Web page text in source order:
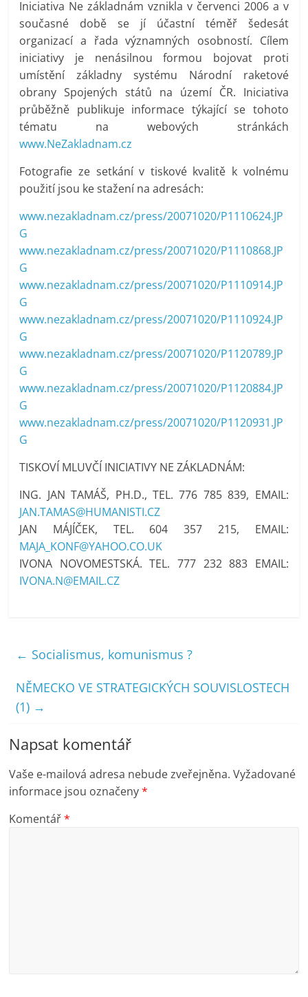
Iniciativa Ne základnám vznikla v červenci 2006 a v
současné době se jí účastní téměř šedesát
organizací a řada významných osobností. Cílem
iniciativy je nenásilnou formou bojovat proti
umístění základny systému Národní raketové
obrany Spojených států na území ČR. Iniciativa
průběžně publikuje informace týkající se tohoto
tématu na webových stránkách
www.NeZakladnam.cz
Fotografie ze setkání v tiskové kvalitě k volnému
použití jsou ke stažení na adresách:
www.nezakladnam.cz/press/20071020/P1110624.JP
G
www.nezakladnam.cz/press/20071020/P1110868.JP
G
www.nezakladnam.cz/press/20071020/P1110914.JP
G
www.nezakladnam.cz/press/20071020/P1110924.JP
G
www.nezakladnam.cz/press/20071020/P1120789.JP
G
www.nezakladnam.cz/press/20071020/P1120884.JP
G
www.nezakladnam.cz/press/20071020/P1120931.JP
G
TISKOVÍ MLUVČÍ INICIATIVY NE ZÁKLADNÁM:
ING. JAN TAMÁŠ, PH.D., TEL. 776 785 839, EMAIL:
JAN.TAMAS@HUMANISTI.CZ
JAN MÁJÍČEK, TEL. 604 357 215, EMAIL:
MAJA_KONF@YAHOO.CO.UK
IVONA NOVOMESTSKÁ. TEL. 777 232 883 EMAIL:
IVONA.N@EMAIL.CZ
← Socialismus, komunismus ?
NĚMECKO VE STRATEGICKÝCH SOUVISLOSTECH
(1) →
Napsat komentář
Vaše e-mailová adresa nebude zveřejněna. Vyžadované
informace jsou označeny*
Komentář*